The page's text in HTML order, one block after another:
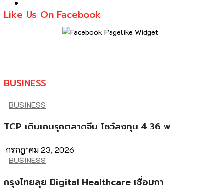
Like Us On Facebook
BUSINESS
BUSINESS
TCP เดินเกมรุกตลาดจีน โชว์ลงทุน 4.36 พ
กรกฎาคม 23, 2026
BUSINESS
กรุงไทยลุย Digital Healthcare เชื่อมกา